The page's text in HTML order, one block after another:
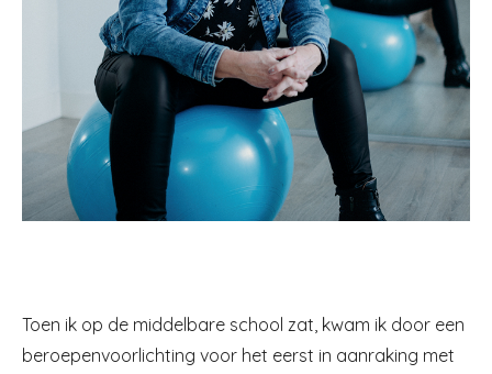
Toen ik op de middelbare school zat, kwam ik door een
beroepenvoorlichting voor het eerst in aanraking met